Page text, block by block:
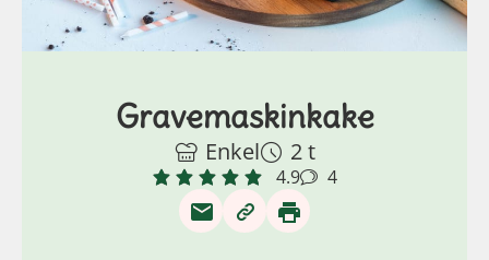
Gravemaskinkake
Enkel 2 t
4.9 4